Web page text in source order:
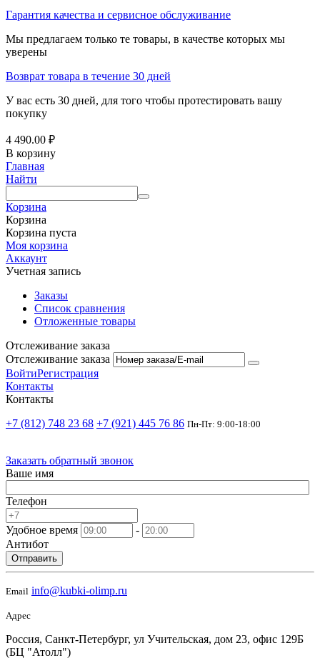
Гарантия качества и сервисное обслуживание
Мы предлагаем только те товары, в качестве которых мы
уверены
Возврат товара в течение 30 дней
У вас есть 30 дней, для того чтобы протестировать вашу
покупку
4 490.00 ₽
В корзину
Главная
Найти
Корзина
Корзина
Корзина пуста
Моя корзина
Аккаунт
Учетная запись
Заказы
Список сравнения
Отложенные товары
Отслеживание заказа
Отслеживание заказа
ВойтиРегистрация
Контакты
Контакты
+7 (812) 748 23 68 +7 (921) 445 76 86 Пн-Пт: 9:00-18:00
Заказать обратный звонок
Ваше имя
Телефон
Удобное время
-
Антибот
Отправить
Email info@kubki-olimp.ru
Адрес
Россия, Санкт-Петербург, ул Учительская, дом 23, офис 129Б
(БЦ "Атолл")